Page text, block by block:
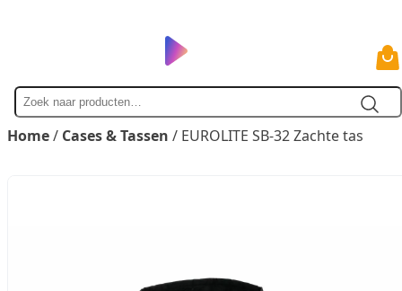
Zoek
naar
Home/ Cases & Tassen / EUROLITE SB-32 Zachte tas